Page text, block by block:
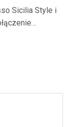
Sicilia Style i